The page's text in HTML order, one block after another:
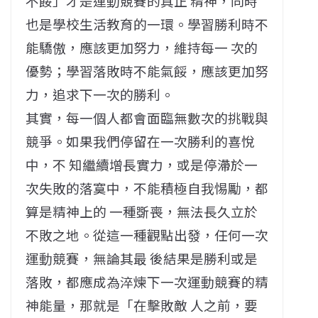
也是學校生活教育的一環。學習勝利時不
能驕傲，應該更加努力，維持每一 次的
優勢；學習落敗時不能氣餒，應該更加努
力，追求下一次的勝利。
其實，每一個人都會面臨無數次的挑戰與
競爭。如果我們停留在一次勝利的喜悅
中，不 知繼續增長實力，或是停滯於一
次失敗的落寞中，不能積極自我惕勵，都
算是精神上的 一種斲喪，無法長久立於
不敗之地。從這一種觀點出發，任何一次
運動競賽，無論其最 後結果是勝利或是
落敗，都應成為淬煉下一次運動競賽的精
神能量，那就是「在擊敗敵 人之前，要